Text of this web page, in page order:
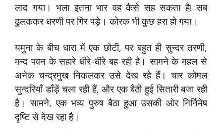
लाद गया। भला इतना भार वह कैसे सह सकता है! सब
ढुलककर धरणी पर गिर पड़े। कोरक भी कुछ हरा हो गया।
यमुना के बीच धारा में एक छोटी, पर बहुत ही सुन्दर तरणी,
मन्द पवन के सहारे धीरे-धीरे बह रही है। सामने के महल से
अनेक चन्द्रमुख निकलकर उसे देख रहे हैं। चार कोमल
सुन्दरियाँ डाँड़ें चला रही हैं, और एक बैठी हुई सितारी बजा रही
है। सामने, एक भव्य पुरुष बैठा हुआ उसकी ओर निर्निमेष
दृष्टि से देख रहा है।